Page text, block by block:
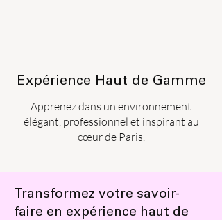
Expérience Haut de Gamme
Apprenez dans un environnement
élégant, professionnel et inspirant au
cœur de Paris.
Transformez votre savoir-
faire en expérience haut de